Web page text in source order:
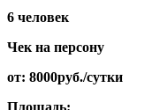
6 человек
Чек на персону
от: 8000руб./сутки
Площадь: